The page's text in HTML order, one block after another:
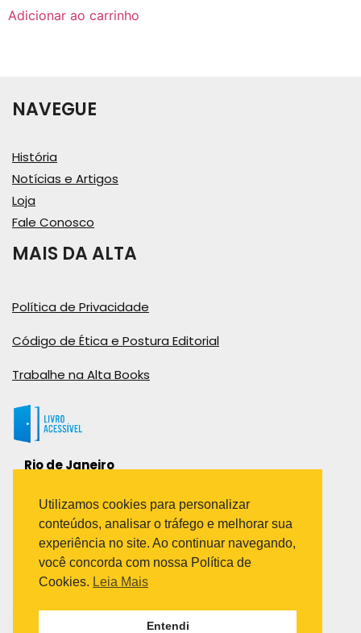
Adicionar ao carrinho
NAVEGUE
História
Notícias e Artigos
Loja
Fale Conosco
MAIS DA ALTA
Política de Privacidade
Código de Ética e Postura Editorial
Trabalhe na Alta Books
Rio de Janeiro
Bairro Industrial do Jacaré
Rio de Janeiro – RJ – CEP: 20970-031
Telefone:
(21) 3278-8069
(21) 3995-7512
Utilizamos cookies para personalizar
conteúdos, analisar o tráfego e melhorar sua
experiência no site. Ao continuar navegando,
você concorda com nossa Política de
Cookies. Leia Mais
Entendi